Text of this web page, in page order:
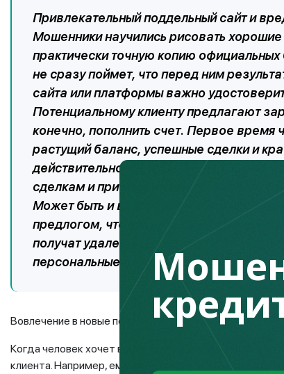
Привлекательный поддельный сайт и
Мошенники научились рисовать
практически точную копию
не сразу поймет, что перед ним
сайта или платформы важно
Потенциальному клиенту предлагают
конечно, пополнить счет. Первое время
растущий баланс, успешные сделки и
действительности, конечно, все это не
сделкам и прибыли не имеет никакого
Может быть и второй вариант:
предлогом, что это нужно для успешной
получат удаленный доступ ко всем его
персональные данные, оформить
Вовлечение в новые пополнения
Когда человек хочет вывести прибыль, мошенники в
клиента. Например, ему могут сказать, что довести